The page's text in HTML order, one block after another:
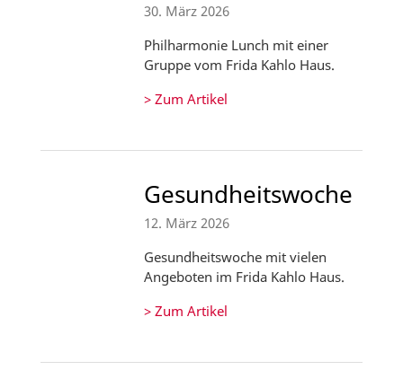
30. März 2026
Philharmonie Lunch mit einer
Gruppe vom Frida Kahlo Haus.
> Zum Artikel
Gesundheitswoche
12. März 2026
Gesundheitswoche mit vielen
Angeboten im Frida Kahlo Haus.
> Zum Artikel